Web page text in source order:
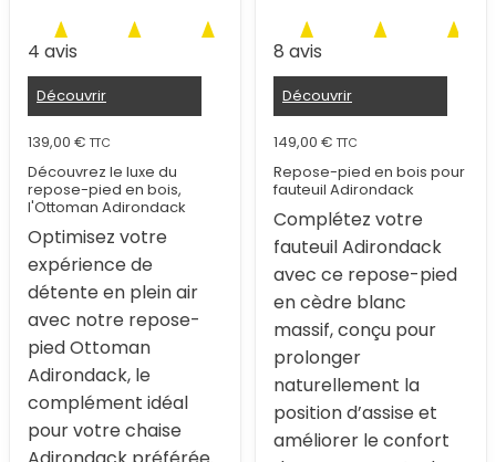
4 avis
Découvrir
139,00 € TTC
Découvrez le luxe du
repose-pied en bois,
l'Ottoman Adirondack
Optimisez votre
expérience de
détente en plein air
avec notre repose-
pied Ottoman
Adirondack, le
complément idéal
pour votre chaise
8 avis
Découvrir
149,00 € TTC
Repose-pied en bois pour
fauteuil Adirondack
Complétez votre
fauteuil Adirondack
avec ce repose-pied
en cèdre blanc
massif, conçu pour
prolonger
naturellement la
position d’assise et
améliorer le confort